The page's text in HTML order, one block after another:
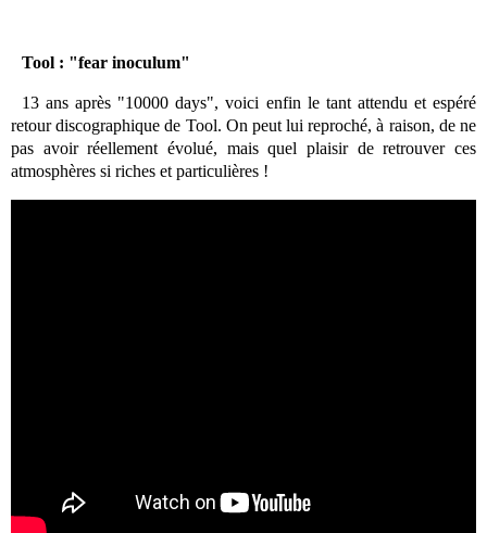
Tool : "fear inoculum"
13 ans après "10000 days", voici enfin le tant attendu et espéré
retour discographique de Tool. On peut lui reproché, à raison, de ne
pas avoir réellement évolué, mais quel plaisir de retrouver ces
atmosphères si riches et particulières !